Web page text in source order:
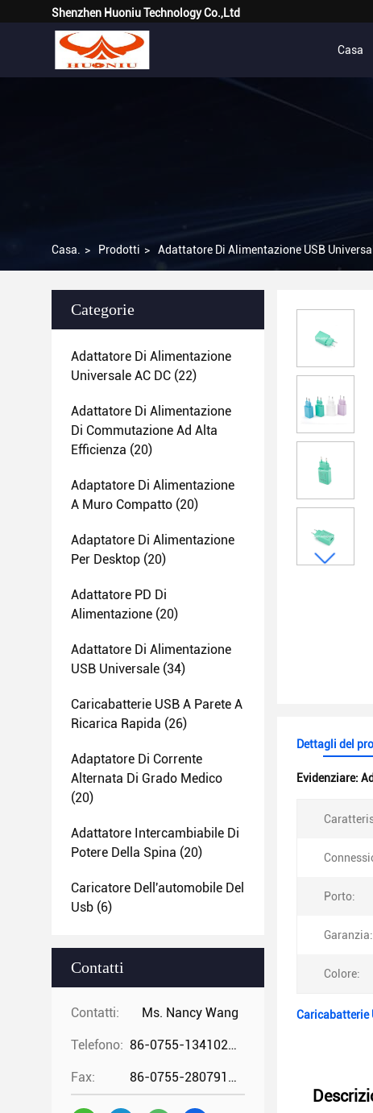
Shenzhen Huoniu Technology Co.,Ltd
Casa
Casa. > Prodotti > Adattatore Di Alimentazione USB
Categorie
Adattatore Di Alimentazione
Universale AC DC (22)
Adattatore Di Alimentazione
Di Commutazione Ad Alta
Efficienza (20)
Adaptatore Di Alimentazione
A Muro Compatto (20)
Adaptatore Di Alimentazione
Per Desktop (20)
Adattatore PD Di
Alimentazione (20)
Adattatore Di Alimentazione
USB Universale (34)
Caricabatterie USB A Parete A
Ricarica Rapida (26)
Adaptatore Di Corrente
Alternata Di Grado Medico
(20)
Adattatore Intercambiabile Di
Potere Della Spina (20)
Caricatore Dell'automobile Del
Usb (6)
Contatti
Contatti: Ms. Nancy Wang
Telefono: 86-0755-13410274294
Fax: 86-0755-28079166
Dettagli del
Evidenziare:
Porto:
Garanzia:
Colore:
Caricabatterie